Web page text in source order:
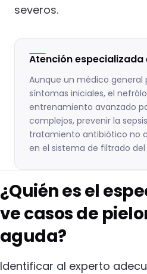
severos.
Atención
Aunque un médico
síntomas iniciales, el
entrenamiento avanzado
complejos, prevenir la
tratamiento antibiótico no
en el sistema de filtrado
¿Quién es el
ve casos de
aguda?
Identificar al experto